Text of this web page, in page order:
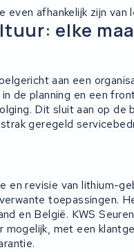
even afhankelijk zijn
elke
aan een
de planning en een
Dit sluit aan op de
geregeld
en revisie van lithium-
toepassingen.
en België. KWS
mogelijk, met een